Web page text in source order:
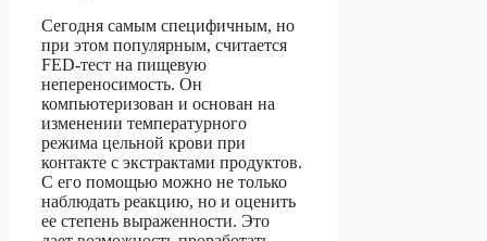
Сегодня самым специфичным, но
при этом популярным, считается
FED-тест на пищевую
непереносимость. Он
компьютеризован и основан на
изменении температурного
режима цельной крови при
контакте с экстрактами продуктов.
С его помощью можно не только
наблюдать реакцию, но и оценить
ее степень выраженности. Это